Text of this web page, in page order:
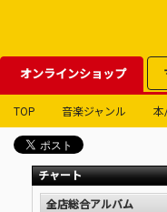
オンラインショップ
TOP 音楽ジャンル 本
チャート
全店総合アルバム